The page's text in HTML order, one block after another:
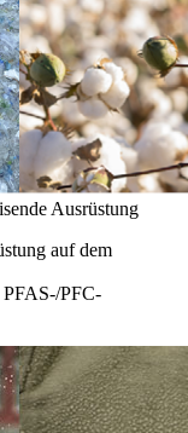
Ausrüstung
auf dem
PFAS-/PFC-